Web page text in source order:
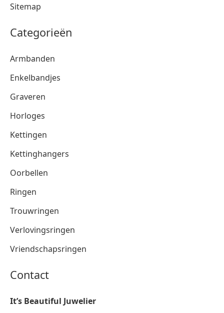
Sitemap
Categorieën
Armbanden
Enkelbandjes
Graveren
Horloges
Kettingen
Kettinghangers
Oorbellen
Ringen
Trouwringen
Verlovingsringen
Vriendschapsringen
Contact
It’s Beautiful Juwelier